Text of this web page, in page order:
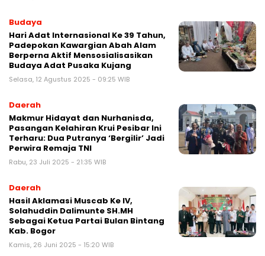
Budaya
Hari Adat Internasional Ke 39 Tahun,
Padepokan Kawargian Abah Alam
Berperna Aktif Mensosialisasikan
Budaya Adat Pusaka Kujang
Selasa, 12 Agustus 2025 - 09:25 WIB
Daerah
Makmur Hidayat dan Nurhanisda,
Pasangan Kelahiran Krui Pesibar Ini
Terharu: Dua Putranya ‘Bergilir’ Jadi
Perwira Remaja TNI
Rabu, 23 Juli 2025 - 21:35 WIB
Daerah
Hasil Aklamasi Muscab Ke IV,
Solahuddin Dalimunte SH.MH
Sebagai Ketua Partai Bulan Bintang
Kab. Bogor
Kamis, 26 Juni 2025 - 15:20 WIB